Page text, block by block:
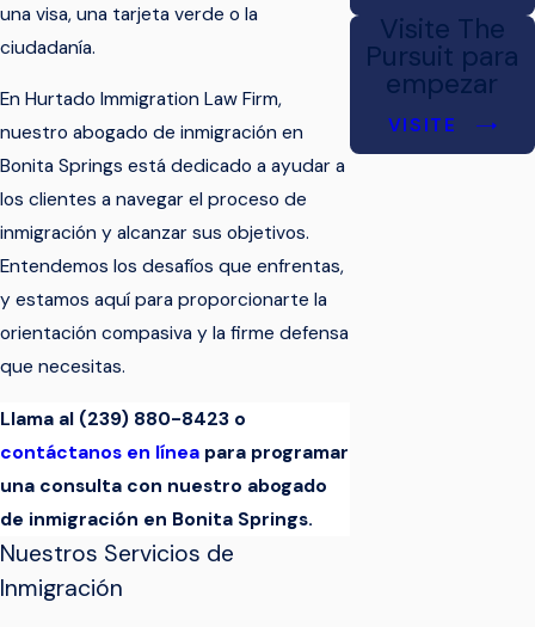
una visa, una tarjeta verde o la
ciudadanía.
En Hurtado Immigration Law Firm,
nuestro abogado de inmigración en
Bonita Springs está dedicado a ayudar a
los clientes a navegar el proceso de
inmigración y alcanzar sus objetivos.
Entendemos los desafíos que enfrentas,
y estamos aquí para proporcionarte la
orientación compasiva y la firme defensa
que necesitas.
Llama al (239) 880-8423 o
contáctanos en línea para programar
una consulta con nuestro abogado
de inmigración en Bonita Springs.
Nuestros Servicios de
Inmigración
Visite The
Pursuit para
empezar
VISITE